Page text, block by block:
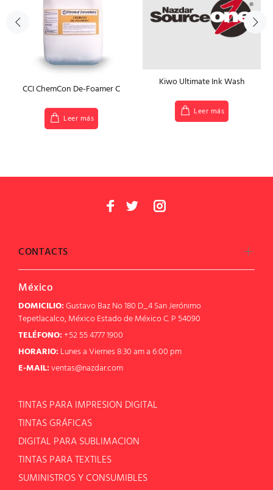
CCI ChemCon De-Foamer C
Leer más
Kiwo Ultimate Ink Wash
Leer más
CONTACTS
México
DOMICILIO:Gustavo Baz No 180 D_4 San Jerónimo
Tepetlacalco, México Estado de México C. P 54090
TELÉFONO:+52 55 4777 1900
HORARIO: Lunes a Viernes 8:30 am a 6:00 pm
E-MAIL:ventas@nazdar.com
TINTAS PARA IMPRESION DIGITAL
TINTAS GRÁFICAS
DIGITAL PARA SUBLIMACION
TINTAS PARA TEXTILES
SUMINISTROS Y CONSUMIBLES